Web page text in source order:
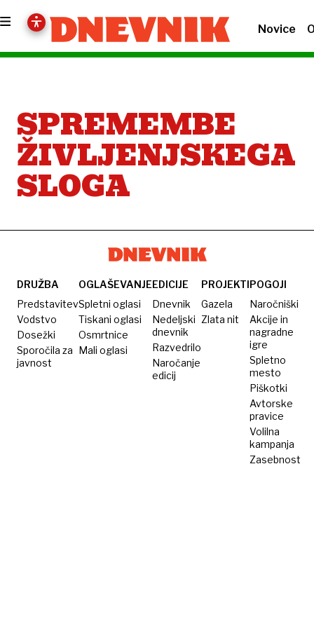
Novice
SPREMEMBE
ŽIVLJENJSKEGA
SLOGA
DRUŽBA
Predstavitev
Vodstvo
Dosežki
Sporočila za
javnost
OGLAŠEVANJE
Spletni oglasi
Tiskani oglasi
Osmrtnice
Mali oglasi
EDICIJE
Dnevnik
Nedeljski
dnevnik
Razvedrilo
Naročanje
edicij
PROJEKTI
Gazela
Zlata nit
POGOJI
Naročniški
Akcije in
nagradne
igre
Spletno
mesto
Piškotki
Avtorske
pravice
Volilna
kampanja
Zasebnost